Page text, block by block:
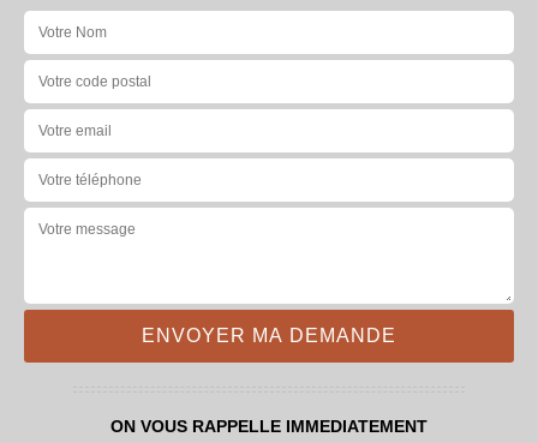
ON VOUS RAPPELLE IMMEDIATEMENT